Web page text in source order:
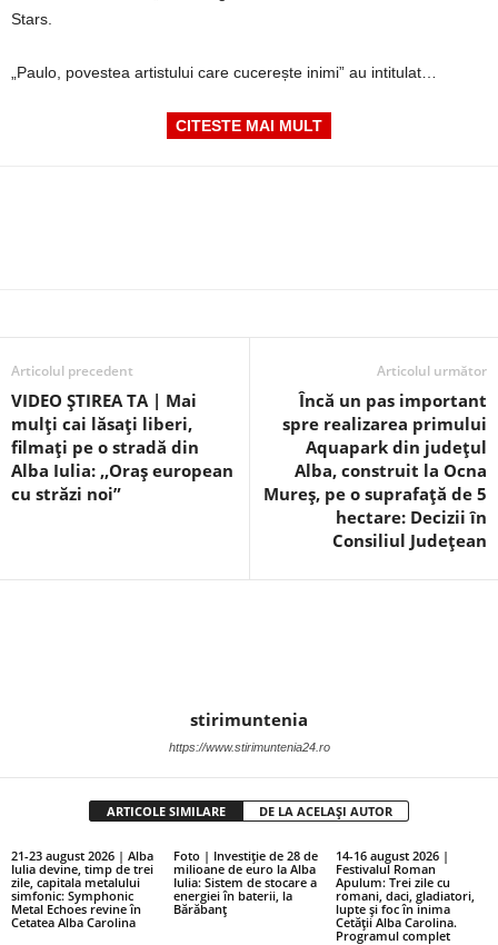
Stars.
„Paulo, povestea artistului care cucerește inimi” au intitulat…
CITESTE MAI MULT
Articolul precedent
VIDEO ȘTIREA TA | Mai
mulți cai lăsați liberi,
filmați pe o stradă din
Alba Iulia: ,,Oraș european
cu străzi noi”
Articolul următor
Încă un pas important
spre realizarea primului
Aquapark din județul
Alba, construit la Ocna
Mureș, pe o suprafață de 5
hectare: Decizii în
Consiliul Județean
stirimuntenia
https://www.stirimuntenia24.ro
ARTICOLE SIMILARE DE LA ACELAȘI AUTOR
21-23 august 2026 | Alba
Iulia devine, timp de trei
zile, capitala metalului
simfonic: Symphonic
Metal Echoes revine în
Cetatea Alba Carolina
Foto | Investiție de 28 de
milioane de euro la Alba
Iulia: Sistem de stocare a
energiei în baterii, la
Bărăbanț
14-16 august 2026 |
Festivalul Roman
Apulum: Trei zile cu
romani, daci, gladiatori,
lupte și foc în inima
Cetății Alba Carolina.
Programul complet